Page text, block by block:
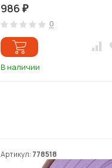
986 ₽
0
В наличии
Артикул: 778518